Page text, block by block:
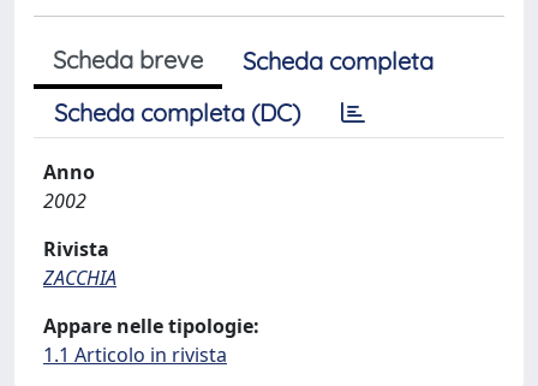
Scheda breve
Scheda completa
Scheda completa (DC)
Anno
2002
Rivista
ZACCHIA
Appare nelle tipologie:
1.1 Articolo in rivista